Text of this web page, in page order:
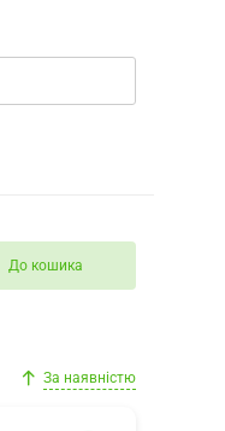
До кошика
За наявністю